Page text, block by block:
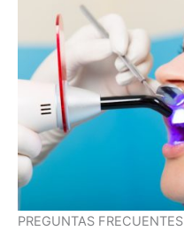
PREGUNTAS FRECUENTES